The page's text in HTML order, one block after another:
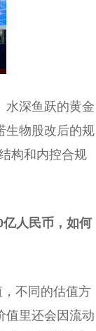
水深鱼跃的黄金
生物股改后的规
构和内控合规
人民币，如何
不同的估值方
值里还会因流动